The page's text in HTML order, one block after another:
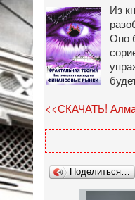
Из
Оно
<<СКАЧАТЬ!
Поделиться…